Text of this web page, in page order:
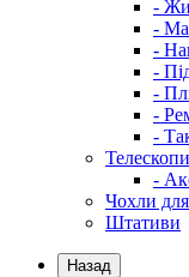
-
-
-
-
-
-
-
Телескопи
-
Чохли для
Штативи
Назад